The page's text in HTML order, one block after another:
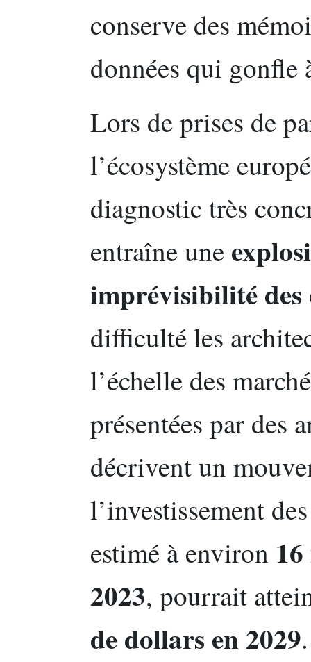
conserve des
données qui gonfle
Lors de prises de
l’écosystème
diagnostic très
entraîne une
imprévisibilité des
difficulté les
l’échelle des
présentées par des
décrivent un
l’investissement
estimé à environ
2023, pourrait
de dollars en 2029